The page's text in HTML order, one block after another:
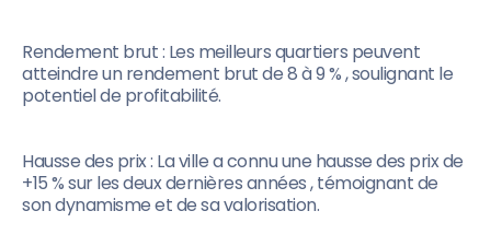
Rendement brut : Les meilleurs quartiers peuvent
atteindre un rendement brut de 8 à 9 % , soulignant le
potentiel de profitabilité.
Hausse des prix : La ville a connu une hausse des prix de
+15 % sur les deux dernières années , témoignant de
son dynamisme et de sa valorisation.